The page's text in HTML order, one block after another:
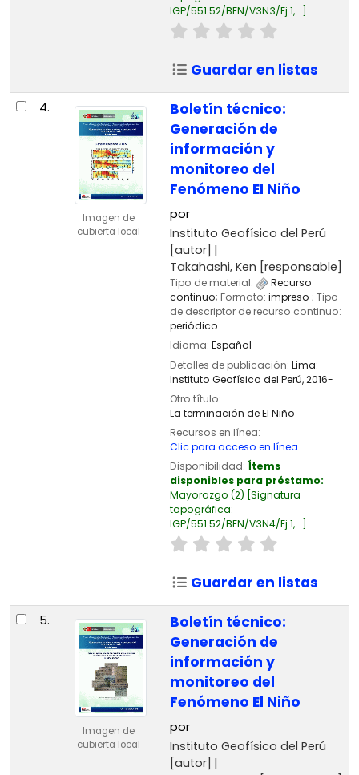
IGP/551.52/BEN/V3N3/Ej.1, .. .
Guardar en listas
4.
Imagen de
cubierta local
Boletín técnico:
Generación de
información y
monitoreo del
Fenómeno El Niño
por
Instituto Geofísico del Perú
[autor]
Takahashi, Ken [responsable]
Tipo de material:
Recurso
continuo; Formato: impreso ; Tipo
de descriptor de recurso continuo:
periódico
Idioma: Español
Detalles de publicación: Lima:
Instituto Geofísico del Perú,2016-
Otro título:
La terminación de El Niño
Recursos en línea:
Clic para acceso en línea
Disponibilidad: Ítems
disponibles para préstamo:
Mayorazgo (2) Signatura
topográfica:
IGP/551.52/BEN/V3N4/Ej.1, .. .
Guardar en listas
5.
Imagen de
cubierta local
Boletín técnico:
Generación de
información y
monitoreo del
Fenómeno El Niño
por
Instituto Geofísico del Perú
[autor]